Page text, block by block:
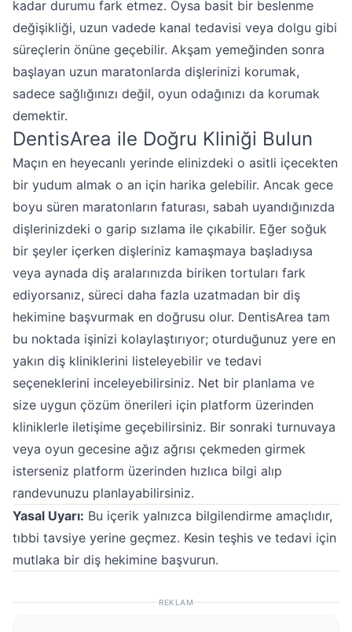
kadar durumu fark etmez. Oysa basit bir beslenme
değişikliği, uzun vadede kanal tedavisi veya dolgu gibi
süreçlerin önüne geçebilir. Akşam yemeğinden sonra
başlayan uzun maratonlarda dişlerinizi korumak,
sadece sağlığınızı değil, oyun odağınızı da korumak
demektir.
DentisArea ile Doğru Kliniği Bulun
Maçın en heyecanlı yerinde elinizdeki o asitli içecekten
bir yudum almak o an için harika gelebilir. Ancak gece
boyu süren maratonların faturası, sabah uyandığınızda
dişlerinizdeki o garip sızlama ile çıkabilir. Eğer soğuk
bir şeyler içerken dişleriniz kamaşmaya başladıysa
veya aynada diş aralarınızda biriken tortuları fark
ediyorsanız, süreci daha fazla uzatmadan bir diş
hekimine başvurmak en doğrusu olur. DentisArea tam
bu noktada işinizi kolaylaştırıyor; oturduğunuz yere en
yakın diş kliniklerini listeleyebilir ve tedavi
seçeneklerini inceleyebilirsiniz. Net bir planlama ve
size uygun çözüm önerileri için platform üzerinden
kliniklerle iletişime geçebilirsiniz. Bir sonraki turnuvaya
veya oyun gecesine ağız ağrısı çekmeden girmek
isterseniz platform üzerinden hızlıca bilgi alıp
randevunuzu planlayabilirsiniz.
Yasal Uyarı: Bu içerik yalnızca bilgilendirme amaçlıdır,
tıbbi tavsiye yerine geçmez. Kesin teşhis ve tedavi için
mutlaka bir diş hekimine başvurun.
REKLAM